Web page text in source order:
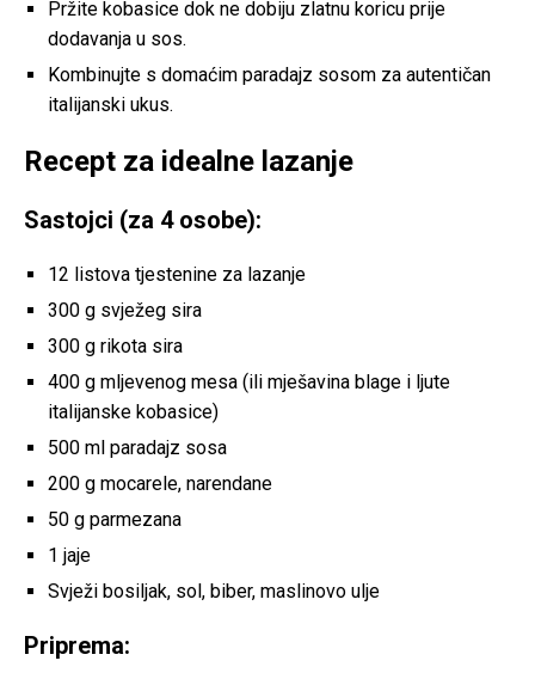
Pržite kobasice dok ne dobiju zlatnu koricu prije
dodavanja u sos.
Kombinujte s domaćim paradajz sosom za autentičan
italijanski ukus.
Recept za idealne lazanje
Sastojci (za 4 osobe):
12 listova tjestenine za lazanje
300 g svježeg sira
300 g rikota sira
400 g mljevenog mesa (ili mješavina blage i ljute
italijanske kobasice)
500 ml paradajz sosa
200 g mocarele, narendane
50 g parmezana
1 jaje
Svježi bosiljak, sol, biber, maslinovo ulje
Priprema: